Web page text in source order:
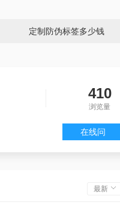
定制防伪标签多少钱
410
浏览量
在线问
最新